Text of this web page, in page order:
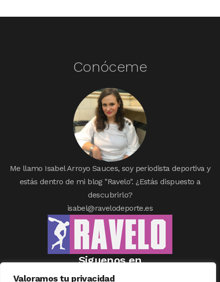
Valoramos tu privacidad
Conóceme
Me llamo Isabel Arroyo Sauces, soy periodista deportiva y
estás dentro de mi blog "Ravelo". ¿Estás dispuesto a
descubrirlo?
isabel@ravelodeporte.es
Siguenos en